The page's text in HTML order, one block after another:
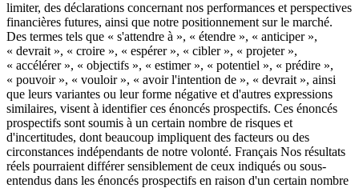
limiter, des déclarations concernant nos performances et perspectives
financières futures, ainsi que notre positionnement sur le marché.
Des termes tels que « s'attendre à », « étendre », « anticiper »,
« devrait », « croire », « espérer », « cibler », « projeter »,
« accélérer », « objectifs », « estimer », « potentiel », « prédire »,
« pouvoir », « vouloir », « avoir l'intention de », « devrait », ainsi
que leurs variantes ou leur forme négative et d'autres expressions
similaires, visent à identifier ces énoncés prospectifs. Ces énoncés
prospectifs sont soumis à un certain nombre de risques et
d'incertitudes, dont beaucoup impliquent des facteurs ou des
circonstances indépendants de notre volonté. Français Nos résultats
réels pourraient différer sensiblement de ceux indiqués ou sous-
entendus dans les énoncés prospectifs en raison d'un certain nombre